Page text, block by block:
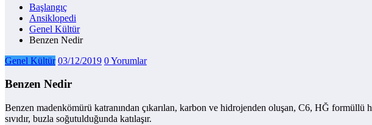
Başlangıç
Ansiklopedi
Genel Kültür
Benzen Nedir
Genel Kültür 03/12/2019 0 Yorumlar
Benzen Nedir
Benzen madenkömürü katranından çıkarılan, karbon ve hidrojenden oluşan, C6, HĞ
sıvıdır, buzla soğutulduğunda katılaşır.